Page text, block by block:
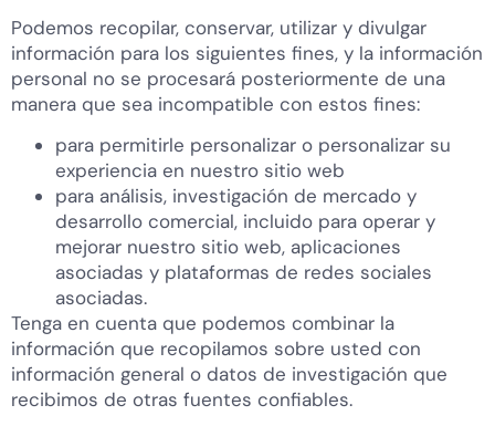
Podemos recopilar, conservar, utilizar y divulgar
información para los siguientes fines, y la información
personal no se procesará posteriormente de una
manera que sea incompatible con estos fines:
para permitirle personalizar o personalizar su
experiencia en nuestro sitio web
para análisis, investigación de mercado y
desarrollo comercial, incluido para operar y
mejorar nuestro sitio web, aplicaciones
asociadas y plataformas de redes sociales
asociadas.
Tenga en cuenta que podemos combinar la
información que recopilamos sobre usted con
información general o datos de investigación que
recibimos de otras fuentes confiables.